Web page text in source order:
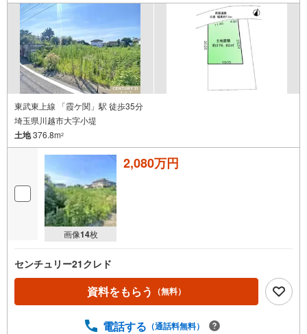
東武東上線 「霞ケ関」駅 徒歩35分
埼玉県川越市大字小堤
土地376.8m2
画像14枚
2,080万円
センチュリー21クレド
資料をもらう （無料）
電話する （通話料無料）